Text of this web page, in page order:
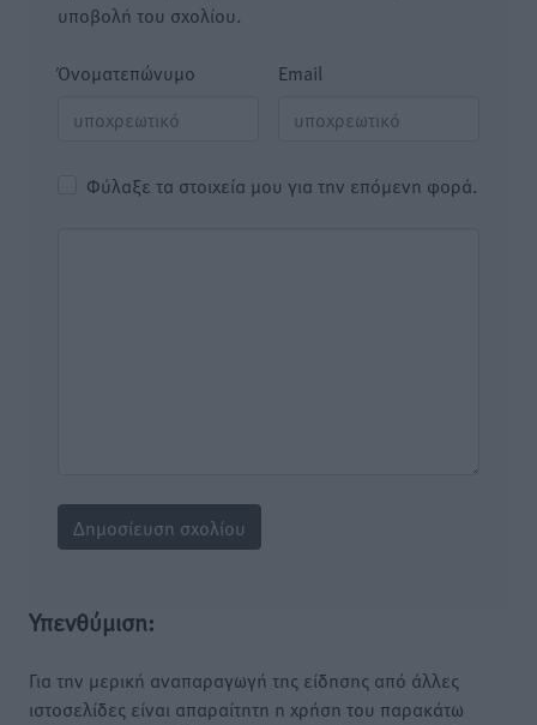
υποβολή του σχολίου.
Όνοματεπώνυμο Email
Φύλαξε τα στοιχεία μου για την επόμενη φορά.
Υπενθύμιση:
Για την μερική αναπαραγωγή της είδησης από άλλες
ιστοσελίδες είναι απαραίτητη η χρήση του παρακάτω